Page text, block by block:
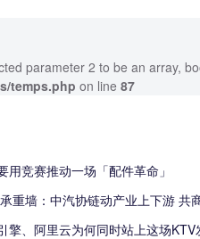
parameter 2 to be an array,
temps.php on line 87
用竞赛推动一场「配件革命」
重墙：中汽协链动产业上下游 共
擎、阿里云为何同时站上这场KTV